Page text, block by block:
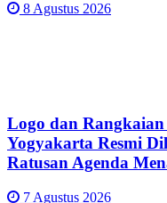
8 Agustus 2026
Logo dan
Yogyakarta Resmi
Ratusan Agenda
7 Agustus 2026